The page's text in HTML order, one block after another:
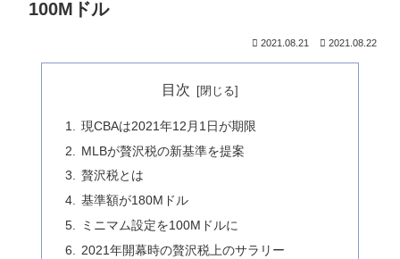
100Mドル
2021.08.21 2021.08.22
目次
現CBAは2021年12月1日が期限
MLBが贅沢税の新基準を提案
贅沢税とは
基準額が180Mドル
ミニマム設定を100Mドルに
2021年開幕時の贅沢税上のサラリー